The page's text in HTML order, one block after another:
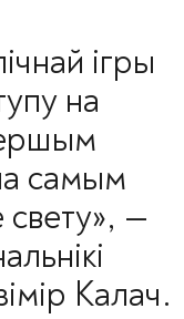
ігры
на
самым
, —
Калач.